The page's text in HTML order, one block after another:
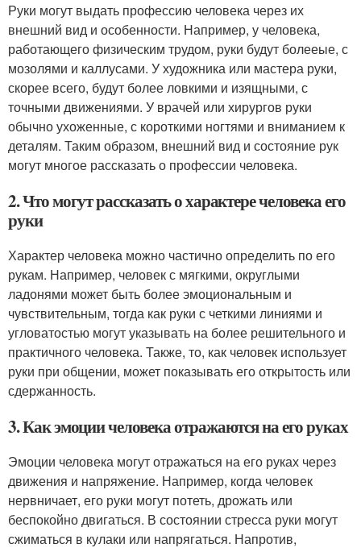
Руки могут выдать профессию человека через их
внешний вид и особенности. Например, у человека,
работающего физическим трудом, руки будут болееые, с
мозолями и каллусами. У художника или мастера руки,
скорее всего, будут более ловкими и изящными, с
точными движениями. У врачей или хирургов руки
обычно ухоженные, с короткими ногтями и вниманием к
деталям. Таким образом, внешний вид и состояние рук
могут многое рассказать о профессии человека.
2. Что могут рассказать о характере человека его
руки
Характер человека можно частично определить по его
рукам. Например, человек с мягкими, округлыми
ладонями может быть более эмоциональным и
чувствительным, тогда как руки с четкими линиями и
угловатостью могут указывать на более решительного и
практичного человека. Также, то, как человек использует
руки при общении, может показывать его открытость или
сдержанность.
3. Как эмоции человека отражаются на его руках
Эмоции человека могут отражаться на его руках через
движения и напряжение. Например, когда человек
нервничает, его руки могут потеть, дрожать или
беспокойно двигаться. В состоянии стресса руки могут
сжиматься в кулаки или напрягаться. Напротив,